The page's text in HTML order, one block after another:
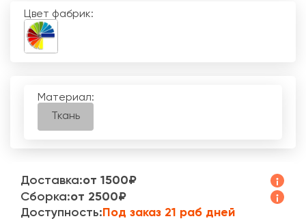
Цвет фабрик:
Материал:
Ткань
Доставка:от 1500₽
Сборка:от 2500₽
Доступность: Под заказ 21 раб дней